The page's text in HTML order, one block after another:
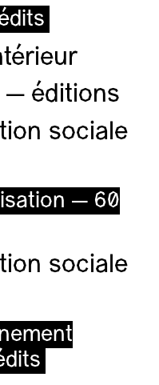
— éditions
sociale
— 60
sociale